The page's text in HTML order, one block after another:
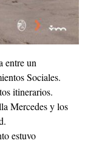
entre un
Sociales.
itinerarios.
Mercedes y los
estuvo